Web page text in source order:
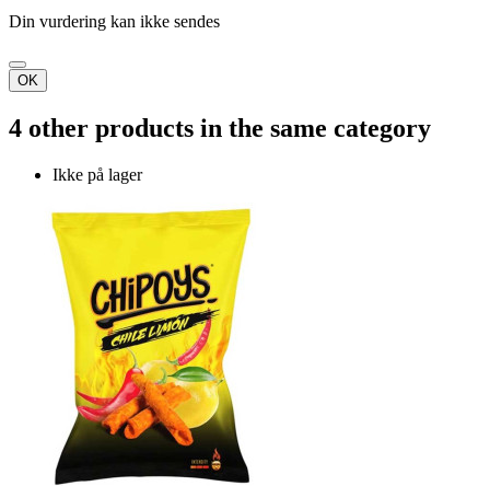
Din vurdering kan ikke sendes
OK
4 other products in the same category
Ikke på lager